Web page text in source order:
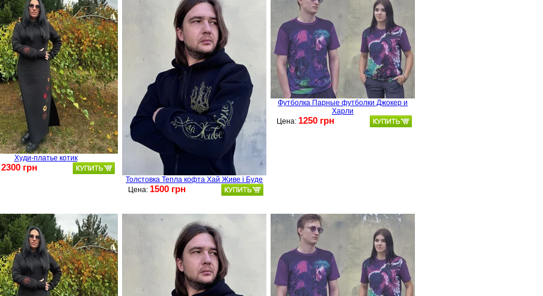
Худи-платье котик
2300 грн
Толстовка Тепла кофта Хай Живе і Буде
Цена: 1500 грн
Футболка Парные футболки Джокер и
Харли
Цена: 1250 грн